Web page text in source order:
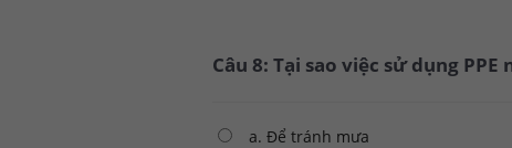
Câu 8: Tại sao việc sử dụng
a. Để tránh mưa